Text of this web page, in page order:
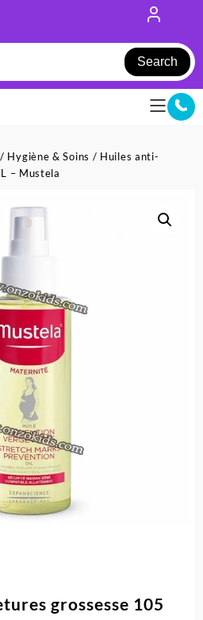
Search
/ Hygiène & Soins / Huiles anti-
– Mustela
grossesse 105